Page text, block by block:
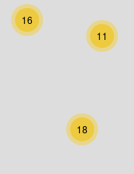
16
11
18